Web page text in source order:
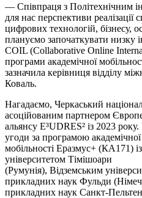
— Співпраця з Політехнічним
для нас перспективи реалізації
цифрових технологій, бізнесу,
плануємо започаткувати низку
COIL (Collaborative Online
програми академічної
зазначила керівниця відділу
Коваль.
Нагадаємо, Черкаський
асоційованим партнером
альянсу E³UDRES² із 2023
угоди за програмою академічної
мобільності Еразмус+ (КА171)
університетом Тімішоари
(Румунія), Відземським
прикладних наук Фульди
прикладних наук Санкт-